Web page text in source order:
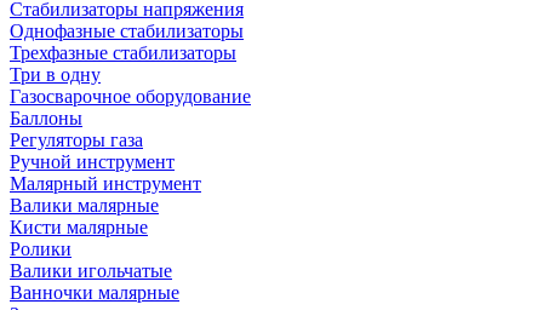
Стабилизаторы напряжения
Однофазные стабилизаторы
Трехфазные стабилизаторы
Три в одну
Газосварочное оборудование
Баллоны
Регуляторы газа
Ручной инструмент
Малярный инструмент
Валики малярные
Кисти малярные
Ролики
Валики игольчатые
Ванночки малярные